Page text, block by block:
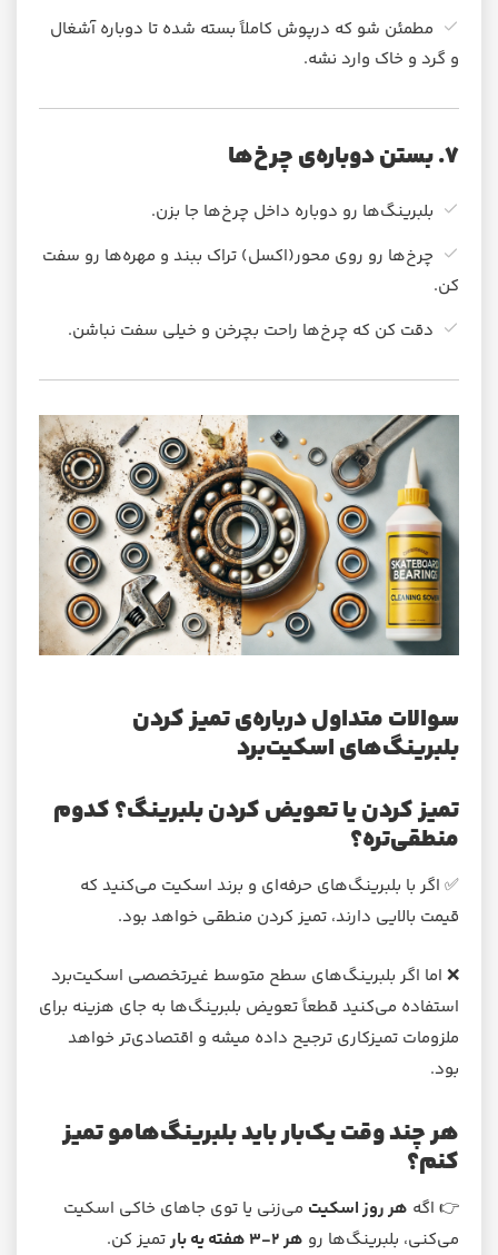
مطمئن شو که درپوش کاملاً بسته شده تا دوباره آشغال
و گرد و خاک وارد نشه.
۷. بستن دوباره‌ی چرخ‌ها
بلبرینگ‌ها رو دوباره داخل چرخ‌ها جا بزن.
چرخ‌ها رو روی محور(اکسل) تراک ببند و مهره‌ها رو سفت
کن.
دقت کن که چرخ‌ها راحت بچرخن و خیلی سفت نباشن.
سوالات متداول درباره‌ی تمیز کردن
بلبرینگ‌های اسکیت‌برد
تمیز کردن یا تعویض کردن بلبرینگ؟ کدوم
منطقی‌تره؟
✅ اگر با بلبرینگ‌های حرفه‌ای و برند اسکیت می‌کنید که
قیمت بالایی دارند، تمیز کردن منطقی خواهد بود.
❌ اما اگر بلبرینگ‌های سطح متوسط غیرتخصصی اسکیت‌برد
استفاده می‌کنید قطعاً تعویض بلبرینگ‌ها به جای هزینه برای
ملزومات تمیزکاری ترجیح داده میشه و اقتصادی‌تر خواهد
بود.
هر چند وقت یک‌بار باید بلبرینگ‌هامو تمیز
کنم؟
👉 اگه هر روز اسکیت می‌زنی یا توی جاهای خاکی اسکیت
می‌کنی، بلبرینگ‌ها رو هر ۲-۳ هفته یه بار
تمیز کن.